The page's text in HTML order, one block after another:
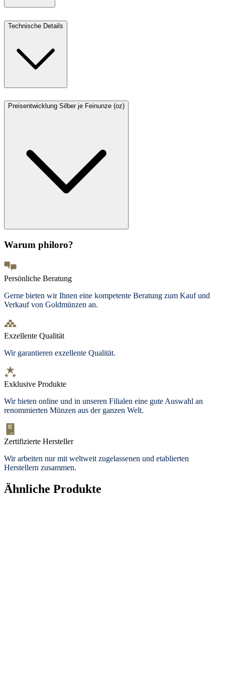
Technische Details
Preisentwicklung Silber je Feinunze (oz)
Warum philoro?
Persönliche Beratung
Gerne bieten wir Ihnen eine kompetente Beratung zum Kauf und
Verkauf von Goldmünzen an.
Exzellente Qualität
Wir garantieren exzellente Qualität.
Exklusive Produkte
Wir bieten online und in unseren Filialen eine gute Auswahl an
renommierten Münzen aus der ganzen Welt.
Zertifizierte Hersteller
Wir arbeiten nur mit weltweit zugelassenen und etablierten
Herstellern zusammen.
Ähnliche Produkte